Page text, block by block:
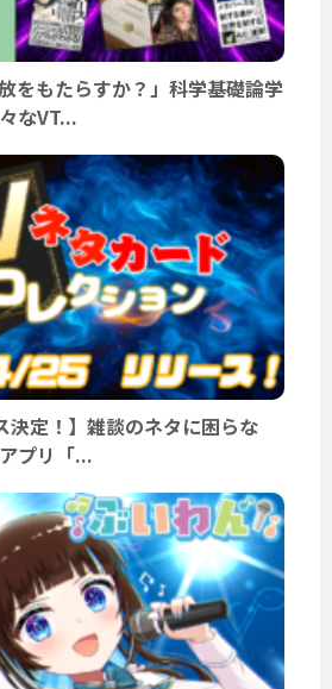
をもたらすか？」科学基礎論学
なVT...
決定！】雑談のネタに困らな
プリ「...